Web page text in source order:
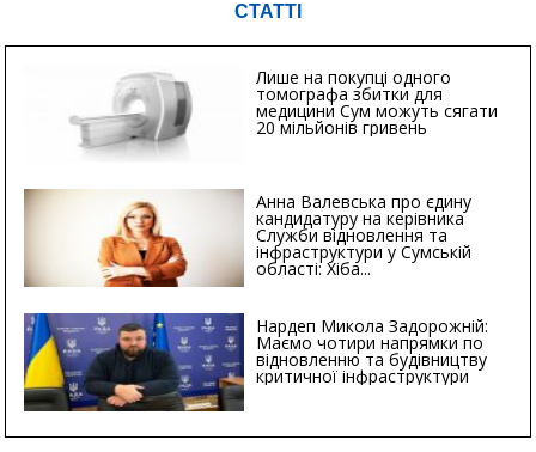
СТАТТІ
Лише на покупці одного
томографа збитки для
медицини Сум можуть сягати
20 мільйонів гривень
Анна Валевська про єдину
кандидатуру на керівника
Служби відновлення та
інфраструктури у Сумській
області: Хіба...
Нардеп Микола Задорожній:
Маємо чотири напрямки по
відновленню та будівництву
критичної інфраструктури